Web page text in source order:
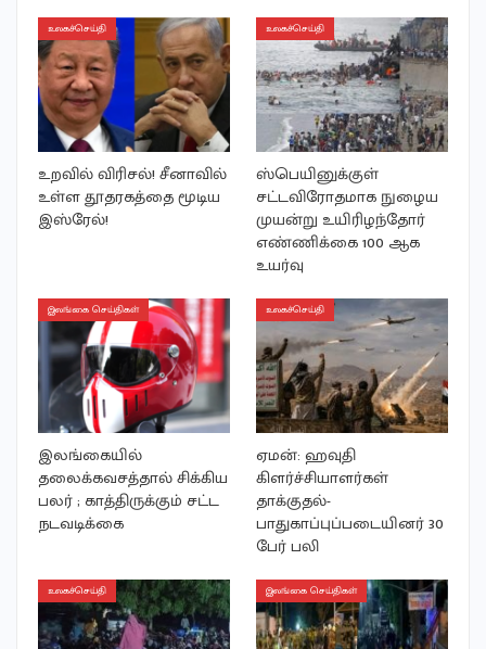
உலகச்செய்தி
உறவில் விரிசல்! சீனாவில்
உள்ள தூதரகத்தை மூடிய
இஸ்ரேல்!
உலகச்செய்தி
ஸ்பெயினுக்குள்
சட்டவிரோதமாக நுழைய
முயன்று உயிரிழந்தோர்
எண்ணிக்கை 100 ஆக
உயர்வு
இலங்கை செய்திகள்
இலங்கையில்
தலைக்கவசத்தால் சிக்கிய
பலர் ; காத்திருக்கும் சட்ட
நடவடிக்கை
உலகச்செய்தி
ஏமன்: ஹவுதி
கிளர்ச்சியாளர்கள்
தாக்குதல்-
பாதுகாப்புப்படையினர் 30
பேர் பலி
உலகச்செய்தி இலங்கை செய்திகள்